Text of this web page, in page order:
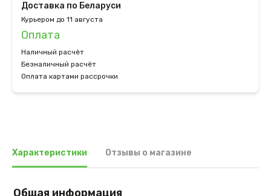
Доставка по Беларуси
Курьером до 11 августа
Оплата
Наличный расчёт
Безналичный расчёт
Оплата картами рассрочки
Характеристики Отзывы о магазине
Общая информация